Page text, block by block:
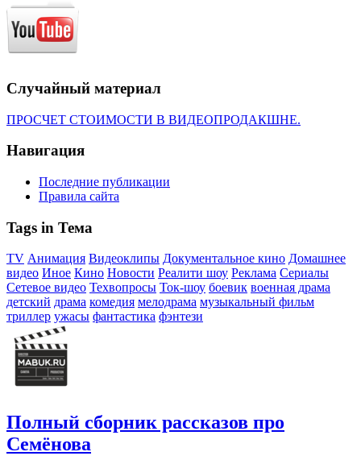
Случайный материал
ПРОСЧЕТ СТОИМОСТИ В ВИДЕОПРОДАКШНЕ.
Навигация
Последние публикации
Правила сайта
Tags in Тема
TV Анимация Видеоклипы Документальное кино Домашнее
видео Иное Кино Новости Реалити шоу Реклама Сериалы
Сетевое видео Техвопросы Ток-шоу боевик военная драма
детский драма комедия мелодрама музыкальный фильм
триллер ужасы фантастика фэнтези
Полный сборник рассказов про
Семёнова